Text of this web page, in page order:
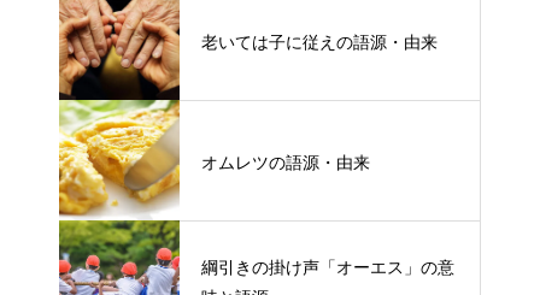
老いては子に従えの語源・由来
オムレツの語源・由来
綱引きの掛け声「オーエス」の意